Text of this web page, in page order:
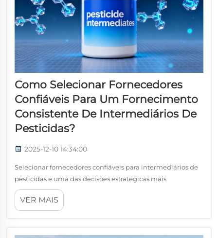
Como Selecionar Fornecedores
Confiáveis Para Um Fornecimento
Consistente De Intermediários De
Pesticidas?
2025-12-10 14:34:00
Selecionar fornecedores confiáveis para intermediários de
pesticidas é uma das decisões estratégicas mais
importantes para fabricantes, distribuidores e empresas de
formulação que atuam no mercado de produtos químicos
VER MAIS